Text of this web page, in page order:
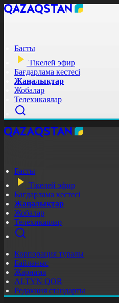
Басты
Тікелей эфир
Бағдарлама кестесі
Жаңалықтар
Жобалар
Телехикаялар
Басты
Тікелей эфир
Бағдарлама кестесі
Жаңалықтар
Жобалар
Телехикаялар
Корпорация туралы
Байланыс
Жарнама
ALTYN QOR
Редакция стандарты